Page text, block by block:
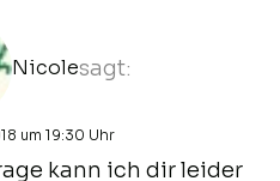
Nicolesagt:
um 19:30 Uhr
kann ich dir leider